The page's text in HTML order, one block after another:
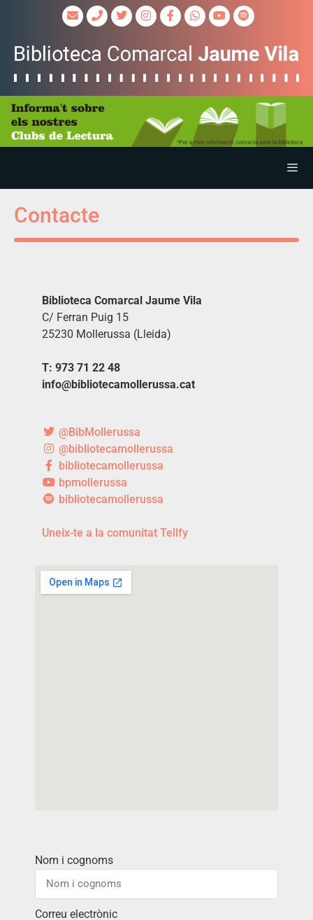
Contacte
Biblioteca Comarcal Jaume Vila
C/ Ferran Puig 15
25230 Mollerussa (Lleida)
T: 973 71 22 48
info@bibliotecamollerussa.cat
@BibMollerussa
@bibliotecamollerussa
bibliotecamollerussa
bpmollerussa
bibliotecamollerussa
Uneix-te a la comunitat Tellfy
Nom i cognoms
Correu electrònic